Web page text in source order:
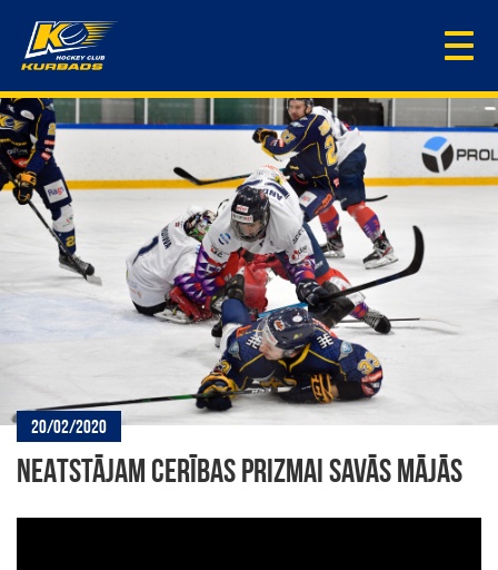
20/02/2020
NEATSTĀJAM CERĪBAS PRIZMAI SAVĀS MĀJĀS